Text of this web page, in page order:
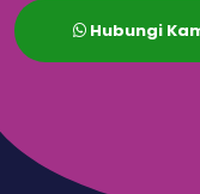
Hubungi